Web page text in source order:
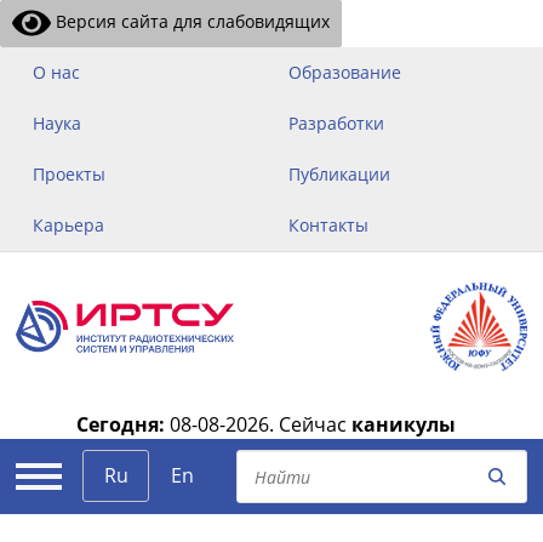
Версия сайта для слабовидящих
О нас Образование
Наука Разработки
Проекты Публикации
Карьера Контакты
Сегодня: 08-08-2026. Сейчас каникулы
Ru
En